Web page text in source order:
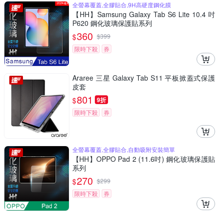
全螢幕覆蓋,全膠貼合,9H高硬度鋼化膜
【HH】Samsung Galaxy Tab S6 Lite 10.4 吋
P620 鋼化玻璃保護貼系列
$360 $399
限時下殺
券
Araree 三星 Galaxy Tab S11 平板掀蓋式保護
皮套
$801 9折
限時下殺 券
全螢幕覆蓋,全膠貼合,自動吸附安裝簡單
【HH】OPPO Pad 2 (11.6吋) 鋼化玻璃保護貼
系列
$270 $299
限時下殺
券